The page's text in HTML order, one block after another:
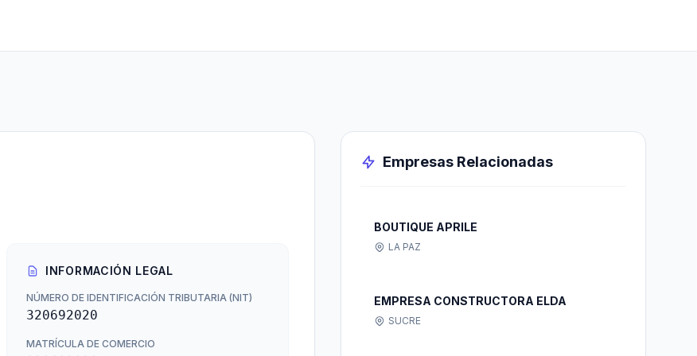
INFORMACIÓN LEGAL
NÚMERO DE IDENTIFICACIÓN TRIBUTARIA (NIT)
320692020
MATRÍCULA DE COMERCIO
Empresas Relacionadas
BOUTIQUE APRILE
LA PAZ
EMPRESA CONSTRUCTORA ELDA
SUCRE